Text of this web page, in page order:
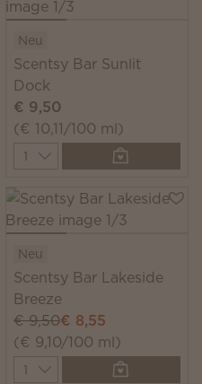
Neu
Scentsy Bar Sunlit
Dock
€ 9,50
(€ 10,11/100 ml)
Quantity
Neu
Scentsy Bar Lakeside
Breeze
€ 9,50€ 8,55
(€ 9,10/100 ml)
Quantity